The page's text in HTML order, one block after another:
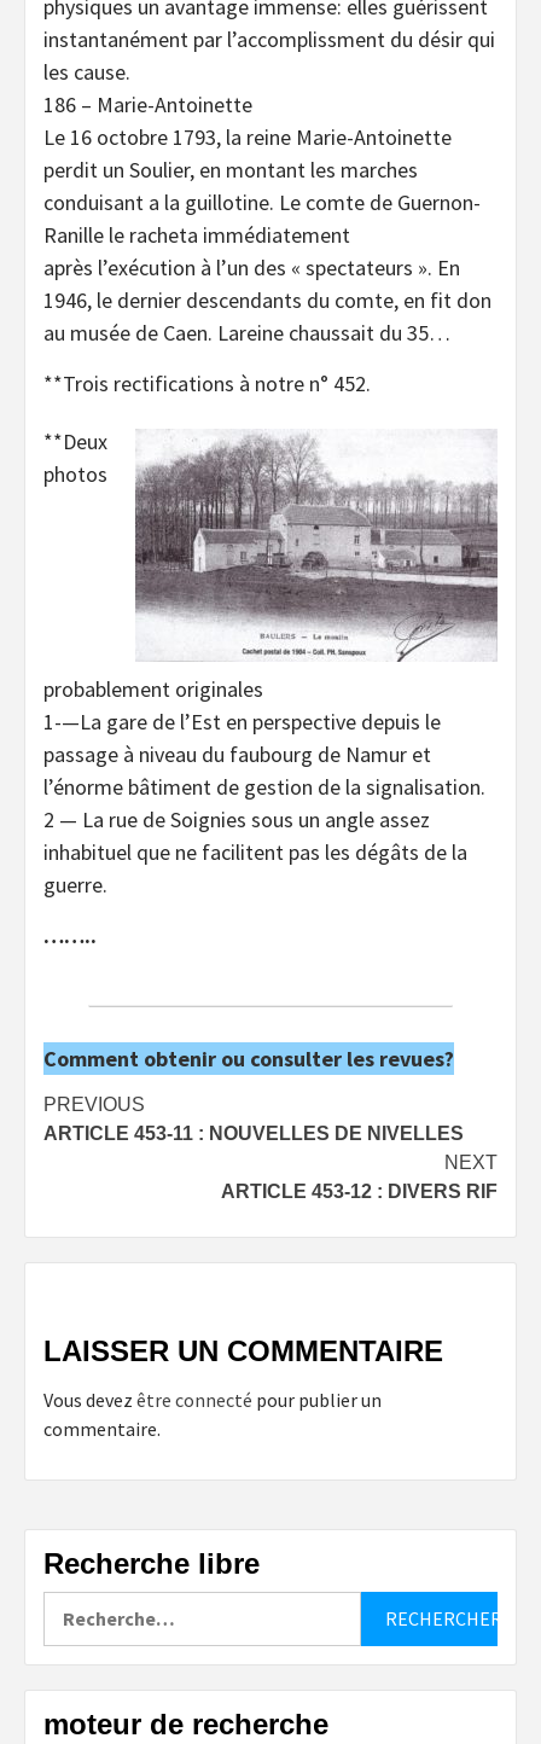
physiques un avantage immense: elles guérissent
instantanément par l’accomplissment du désir qui
les cause.
186 – Marie-Antoinette
Le 16 octobre 1793, la reine Marie-Antoinette
perdit un Soulier, en montant les marches
conduisant a la guillotine. Le comte de Guernon-
Ranille le racheta immédiatement
après l’exécution à l’un des « spectateurs ». En
1946, le dernier descendants du comte, en fit don
au musée de Caen. Lareine chaussait du 35…
**Trois rectifications à notre n° 452.
**Deux
photos
probablement originales
1-—La gare de l’Est en perspective depuis le
passage à niveau du faubourg de Namur et
l’énorme bâtiment de gestion de la signalisation.
2 — La rue de Soignies sous un angle assez
inhabituel que ne facilitent pas les dégâts de la
guerre.
……..
Comment obtenir ou consulter les revues?
Post
navigation
PREVIOUS
ARTICLE 453-11 : NOUVELLES DE NIVELLES
NEXT
ARTICLE 453-12 : DIVERS RIF
LAISSER UN COMMENTAIRE
Vous devez être connecté pour publier un
commentaire.
Recherche libre
moteur de recherche